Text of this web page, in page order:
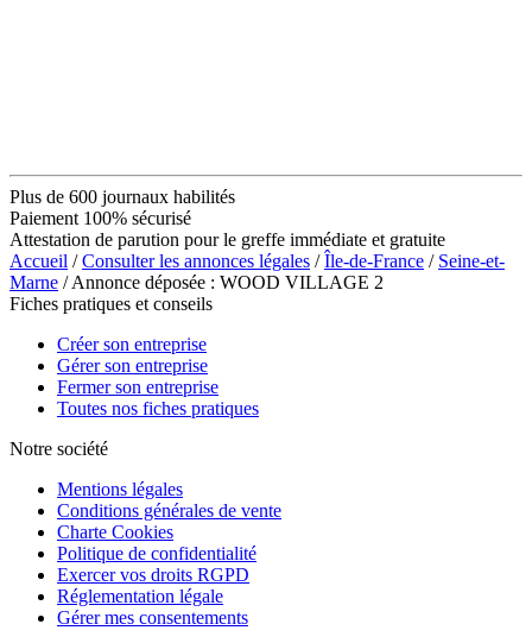
Plus de 600 journaux habilités
Paiement 100% sécurisé
Attestation de parution pour le greffe immédiate et gratuite
Accueil /Consulter les annonces légales /Île-de-France / Seine-et-
Marne / Annonce déposée : WOOD VILLAGE 2
Fiches pratiques et conseils
Créer son entreprise
Gérer son entreprise
Fermer son entreprise
Toutes nos fiches pratiques
Notre société
Mentions légales
Conditions générales de vente
Charte Cookies
Politique de confidentialité
Exercer vos droits RGPD
Réglementation légale
Gérer mes consentements